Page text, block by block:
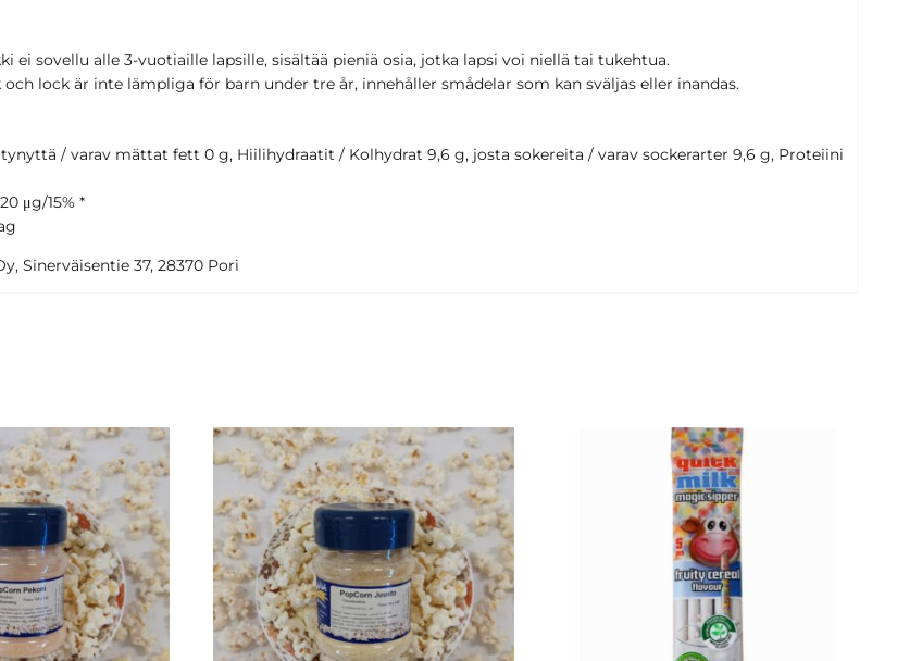
ei sovellu alle 3-vuotiaille lapsille, sisältää pieniä osia, jotka lapsi voi niellä tai tukehtua.
lock är inte lämpliga för barn under tre år, innehåller smådelar som kan sväljas eller inandas.
/ varav mättat fett 0 g, Hiilihydraatit / Kolhydrat 9,6 g, josta sokereita / varav sockerarter 9,6 g, Proteiini
μg/15% *
Sinerväisentie 37, 28370 Pori